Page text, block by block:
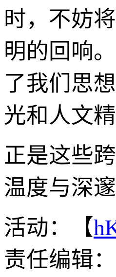
时，不妨
明的回响
了我们思
光和人文精
正是这些
温度与深
活动：【
责任编辑